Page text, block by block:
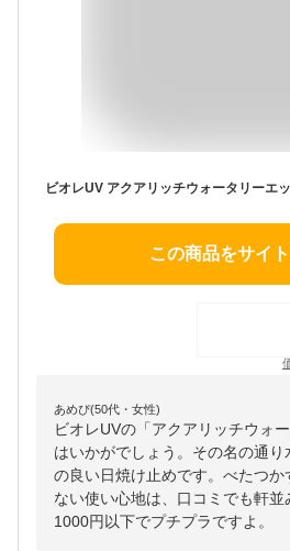
ビオレUV アクアリッチウォータリー
この商品をサイ
あめぴ(50代・女性)
ビオレUVの「アクアリッチウォ
はいかがでしょう。その名の通
の良い日焼け止めです。べたつか
ない使い心地は、口コミでも軒並
1000円以下でプチプラですよ。